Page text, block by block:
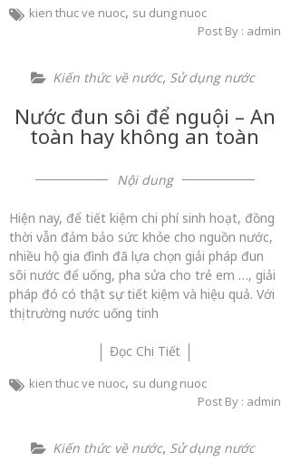
kien thuc ve nuoc, su dung nuoc
Post By : admin
Kiến thức về nước, Sử dụng nước
Nước đun sôi để nguội – An
toàn hay không an toàn
Nội dung
Hiện nay, để tiết kiệm chi phí sinh hoạt, đồng
thời vẫn đảm bảo sức khỏe cho nguồn nước,
nhiều hộ gia đình đã lựa chọn giải pháp đun
sôi nước để uống, pha sửa cho trẻ em …, giải
pháp đó có thật sự tiết kiệm và hiệu quả. Với
thị trường nước uống tinh
Đọc Chi Tiết
kien thuc ve nuoc, su dung nuoc
Post By : admin
Kiến thức về nước, Sử dụng nước